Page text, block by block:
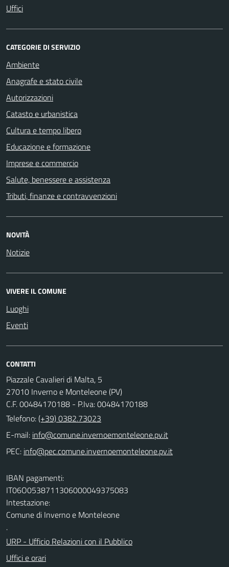
Uffici
CATEGORIE DI SERVIZIO
Ambiente
Anagrafe e stato civile
Autorizzazioni
Catasto e urbanistica
Cultura e tempo libero
Educazione e formazione
Imprese e commercio
Salute, benessere e assistenza
Tributi, finanze e contravvenzioni
NOVITÀ
Notizie
VIVERE IL COMUNE
Luoghi
Eventi
CONTATTI
Piazzale Cavalieri di Malta, 5
27010 Inverno e Monteleone (PV)
C.F. 00484170188 - P.Iva: 00484170188
Telefono:(+39) 0382.73023
E-mail:
PEC:
IBAN pagamenti:
IT06O0538711306000049375083
Intestazione:
Comune di Inverno e Monteleone
.
URP - Ufficio Relazioni con il Pubblico
Uffici e orari